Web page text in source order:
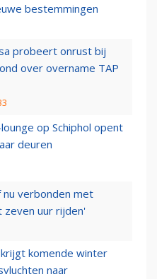
bestemmingen
probeert onrust bij
over overname TAP
op Schiphol opent
deuren
nu verbonden met
zeven uur rijden'
krijgt komende winter
naar